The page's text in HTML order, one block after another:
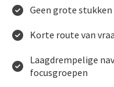
Geen grote
Korte route van
Laagdrempelige
focusgroepen